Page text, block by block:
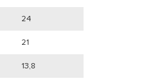
24
21
13,8